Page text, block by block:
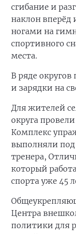
сгибание и
наклон
ногами на
спортивного
места.
В ряде
и зарядки на
Для жителей
округа
Комплекс
выполняли
тренера,
который
спорта уже 45
Центра
политики для